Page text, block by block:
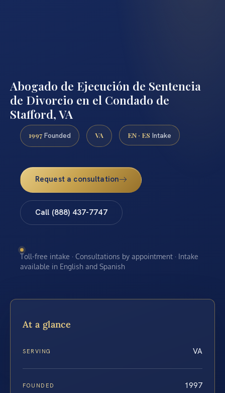
Abogado de Ejecución de Sentencia
de Divorcio en el Condado de
Stafford, VA
1997 Founded VA EN · ES Intake
Request a consultation
Call (888) 437-7747
Toll-free intake · Consultations by appointment · Intake
available in English and Spanish
At a glance
SERVING VA
FOUNDED 1997